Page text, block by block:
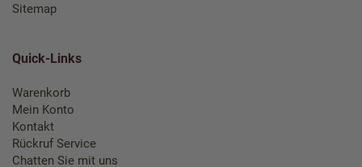
Sitemap
Quick-Links
Warenkorb
Mein Konto
Kontakt
Rückruf Service
Chatten Sie mit uns